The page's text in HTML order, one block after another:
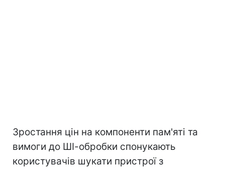
Зростання цін на компоненти пам'яті та
вимоги до ШІ-обробки спонукають
користувачів шукати пристрої з